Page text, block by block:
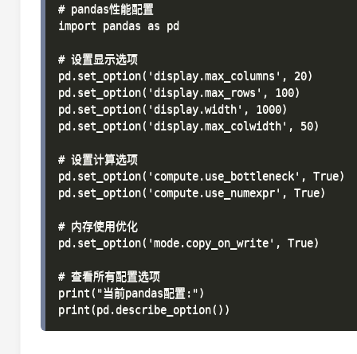
# pandas性能配置
import pandas as pd
# 设置显示选项
pd.set_option('display.max_columns', 20)
pd.set_option('display.max_rows', 100)
pd.set_option('display.width', 1000)
pd.set_option('display.max_colwidth', 50)
# 设置计算选项
pd.set_option('compute.use_bottleneck', True)
pd.set_option('compute.use_numexpr', True)
# 内存使用优化
pd.set_option('mode.copy_on_write', True)
# 查看所有配置选项
print("当前pandas配置:")